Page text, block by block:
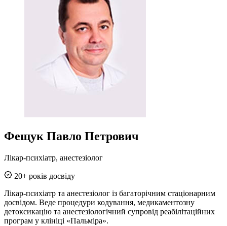
Фещук Павло Петрович
Лікар-психіатр, анестезіолог
20+ років досвіду
Лікар-психіатр та анестезіолог із багаторічним стаціонарним
досвідом. Веде процедури кодування, медикаментозну
детоксикацію та анестезіологічний супровід реабілітаційних
програм у клініці «Пальміра».